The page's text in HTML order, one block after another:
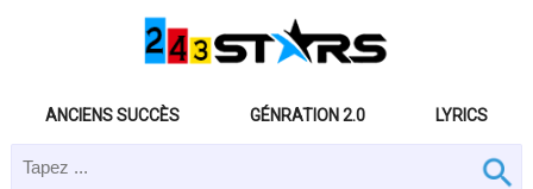
ANCIENS SUCCÈS GÉNRATION 2.0 LYRICS